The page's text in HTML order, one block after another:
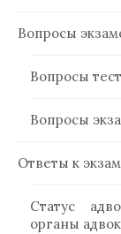
Вопросы
Вопросы
Вопросы
Ответы к
Статус
органы